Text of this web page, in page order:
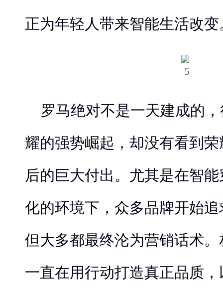
正为年轻人带来智能生活改变
罗马绝对不是一天建成的
耀的强势崛起，却没有看到
后的巨大付出。尤其是在智
化的环境下，众多品牌开始
但大多都最终沦为营销话术
一直在用行动打造真正品质